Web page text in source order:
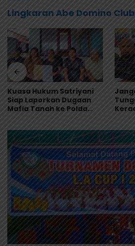
Lingkaran Abe Domino Club
Kuasa Hukum Satriyani
Siap Laporkan Dugaan
Mafia Tanah ke Polda